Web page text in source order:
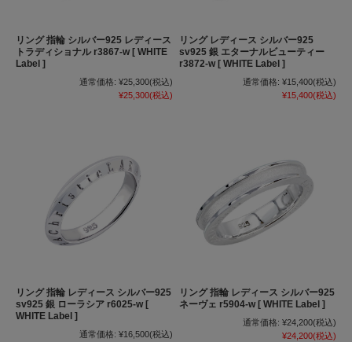
リング 指輪 シルバー925 レディース
トラディショナル r3867-w [ WHITE
Label ]
通常価格: ¥25,300(税込)
¥25,300(税込)
リング レディース シルバー925
sv925 銀 エターナルビューティー
r3872-w [ WHITE Label ]
通常価格: ¥15,400(税込)
¥15,400(税込)
リング 指輪 レディース シルバー925
sv925 銀 ローラシア r6025-w [
WHITE Label ]
通常価格: ¥16,500(税込)
リング 指輪 レディース シルバー925
ネーヴェ r5904-w [ WHITE Label ]
通常価格: ¥24,200(税込)
¥24,200(税込)